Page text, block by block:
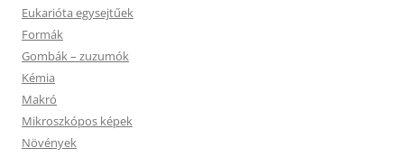
Eukarióta egysejtűek
Formák
Gombák – zuzumók
Kémia
Makró
Mikroszkópos képek
Növények